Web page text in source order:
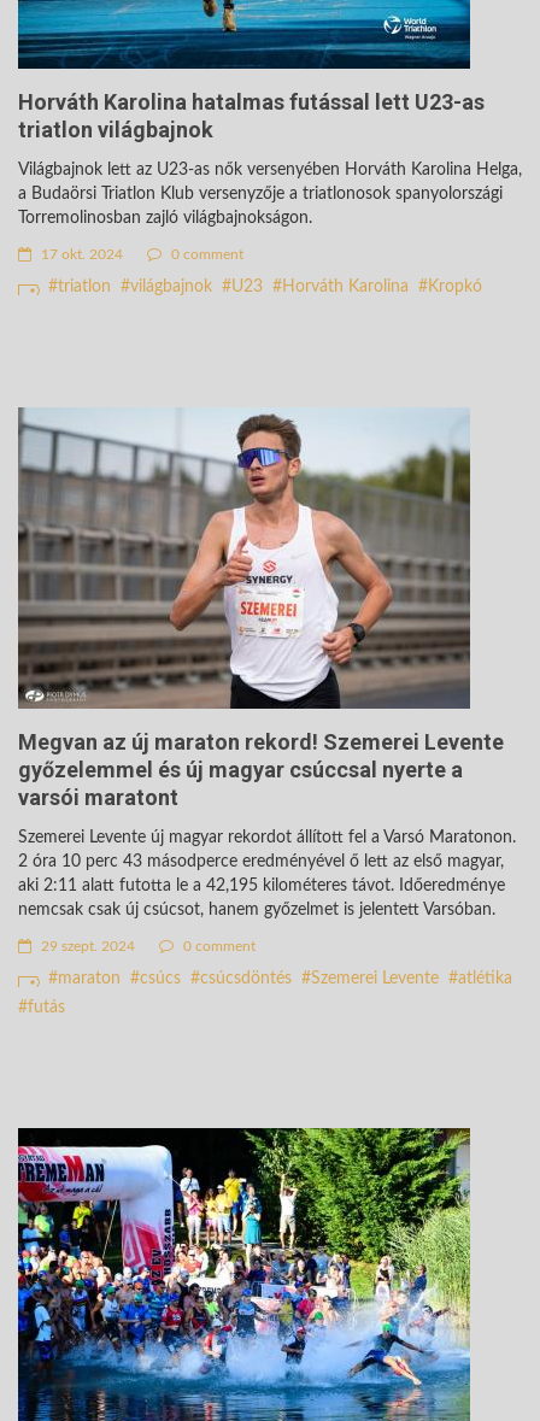
Horváth Karolina hatalmas futással lett U23-as
triatlon világbajnok
Világbajnok lett az U23-as nők versenyében Horváth Karolina Helga,
a Budaörsi Triatlon Klub versenyzője a triatlonosok spanyolországi
Torremolinosban zajló világbajnokságon.
17 okt. 2024 0 comment
triatlon világbajnok U23 Horváth Karolina Kropkó
Megvan az új maraton rekord! Szemerei Levente
győzelemmel és új magyar csúccsal nyerte a
varsói maratont
Szemerei Levente új magyar rekordot állított fel a Varsó Maratonon.
2 óra 10 perc 43 másodperce eredményével ő lett az első magyar,
aki 2:11 alatt futotta le a 42,195 kilométeres távot. Időeredménye
nemcsak csak új csúcsot, hanem győzelmet is jelentett Varsóban.
29 szept. 2024 0 comment
maraton csúcs csúcsdöntés Szemerei Levente
atlétika
futás